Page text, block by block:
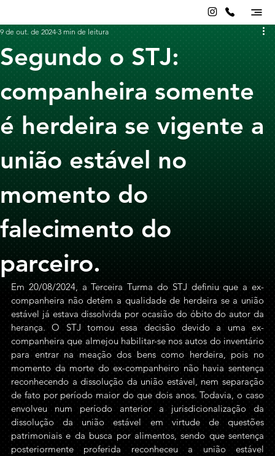
Segundo o STJ:
companheira somente
é herdeira se vigente a
união estável no
momento do
falecimento do
parceiro.
9 de out. de 2024 3 min de leitura
Em 20/08/2024, a Terceira Turma do STJ definiu que a ex-
companheira não detém a qualidade de herdeira se a união
estável já estava dissolvida por ocasião do óbito do autor da
herança. O STJ tomou essa decisão devido a uma ex-
companheira que almejou habilitar-se nos autos do inventário
para entrar na meação dos bens como herdeira, pois no
momento da morte do ex-companheiro não havia sentença
reconhecendo a dissolução da união estável, nem separação
de fato por período maior do que dois anos. Todavia, o caso
envolveu num período anterior a jurisdicionalização da
dissolução da união estável em virtude de questões
patrimoniais e da busca por alimentos, sendo que sentença
posteriormente proferida reconheceu a união estável